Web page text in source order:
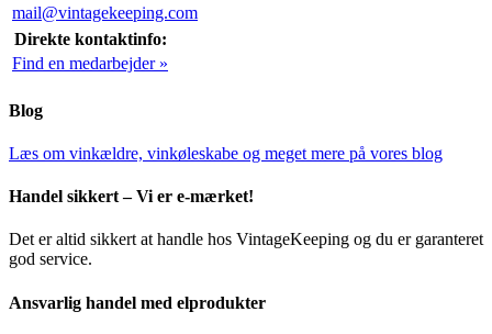
mail@vintagekeeping.com
Direkte kontaktinfo:
Find en medarbejder »
Blog
Læs om vinkældre, vinkøleskabe og meget mere på vores blog
Handel sikkert – Vi er e-mærket!
Det er altid sikkert at handle hos VintageKeeping og du er garanteret
god service.
Ansvarlig handel med elprodukter